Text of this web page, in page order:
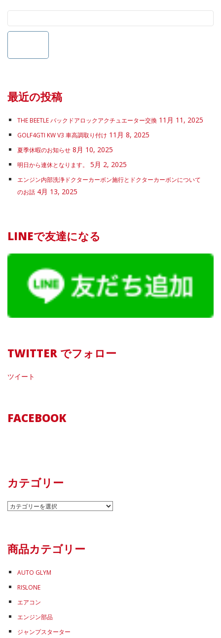
最近の投稿
THE BEETLE バックドアロックアクチュエーター交換 11月 11, 2025
GOLF4GTI KW V3 車高調取り付け 11月 8, 2025
夏季休暇のお知らせ 8月 10, 2025
明日から連休となります。 5月 2, 2025
エンジン内部洗浄ドクターカーボン施行とドクターカーボンについて
のお話 4月 13, 2025
LINEで友達になる
TWITTER でフォロー
ツイート
FACEBOOK
カテゴリー
カ
ー
商品カテゴリー
AUTO GLYM
RISLONE
エアコン
エンジン部品
ジャンプスターター